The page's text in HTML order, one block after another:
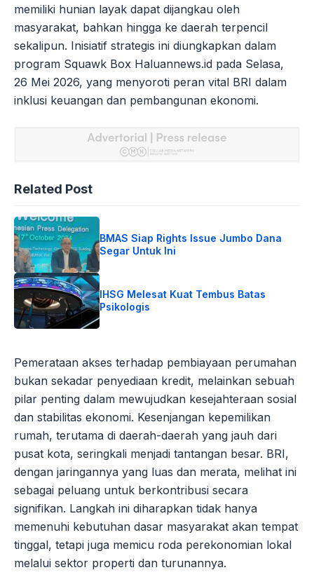
memiliki hunian layak dapat dijangkau oleh
masyarakat, bahkan hingga ke daerah terpencil
sekalipun. Inisiatif strategis ini diungkapkan dalam
program Squawk Box Haluannews.id pada Selasa,
26 Mei 2026, yang menyoroti peran vital BRI dalam
inklusi keuangan dan pembangunan ekonomi.
Related Post
BMAS Siap Rights Issue Jumbo Dana
Segar Untuk Ini
IHSG Melesat Kuat Tembus Batas
Psikologis
Pemerataan akses terhadap pembiayaan perumahan
bukan sekadar penyediaan kredit, melainkan sebuah
pilar penting dalam mewujudkan kesejahteraan sosial
dan stabilitas ekonomi. Kesenjangan kepemilikan
rumah, terutama di daerah-daerah yang jauh dari
pusat kota, seringkali menjadi tantangan besar. BRI,
dengan jaringannya yang luas dan merata, melihat ini
sebagai peluang untuk berkontribusi secara
signifikan. Langkah ini diharapkan tidak hanya
memenuhi kebutuhan dasar masyarakat akan tempat
tinggal, tetapi juga memicu roda perekonomian lokal
melalui sektor properti dan turunannya.